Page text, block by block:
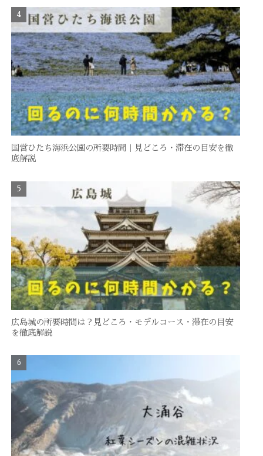
国営ひたち海浜公園の所要時間｜見どころ・滞在の目安を徹
底解説
広島城の所要時間は？見どころ・モデルコース・滞在の目安
を徹底解説